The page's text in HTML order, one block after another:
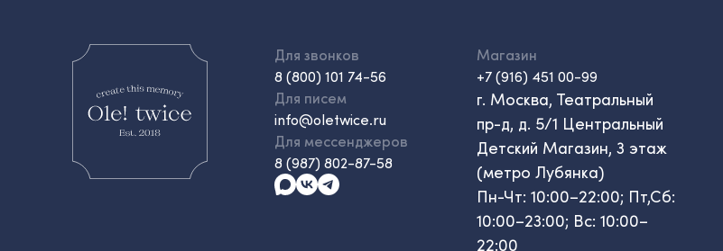
Для звонков
8 (800) 101 74-56
Для писем
info@oletwice.ru
Для мессенджеров
8 (987) 802-87-58
Магазин
+7 (916) 451 00-99
г. Москва, Театральный
пр-д, д. 5/1 Центральный
Детский Магазин, 3 этаж
(метро Лубянка)
Пн-Чт: 10:00–22:00; Пт,Сб:
10:00–23:00; Вс: 10:00–
22:00